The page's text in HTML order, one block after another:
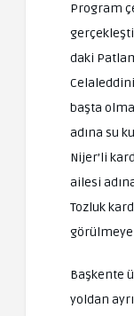
Program
daki
başta
adına su
Nijer’li
ailesi
Tozluk
görülmeye
Başkente
yoldan